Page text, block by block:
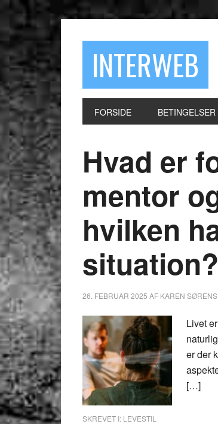
INTERWEB
FORSIDE
Hvad er
mentor
hvilken
situation?
26. FEBRUAR 2025 AF KAREN
Livet
er der
[…]
SKREVET I: LEVESTIL